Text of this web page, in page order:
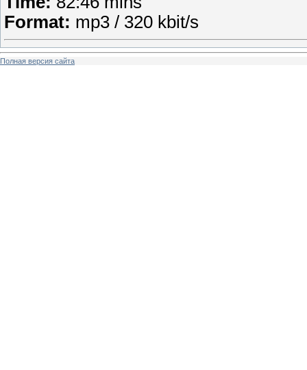
Format: mp3 / 320 kbit/s
Полная версия сайта